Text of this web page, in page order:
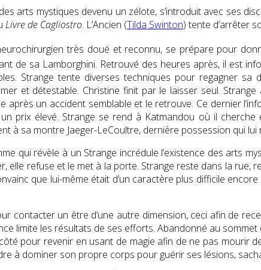
arts mystiques devenu un zélote, s’introduit avec ses
Livre de Cagliostro. L’Ancien (Tilda Swinton) tente d’arrêter
très doué et reconnu, se prépare pour
de sa Lamborghini. Retrouvé des heures après, il est
Strange tente diverses techniques pour regagner
et détestable. Christine finit par le laisser seul.
un accident semblable et le retrouve. Ce dernier
prix élevé. Strange se rend à Katmandou où il
à sa montre Jaeger-LeCoultre, dernière possession qui
qui révèle à un Strange incrédule l’existence des arts
elle refuse et le met à la porte. Strange reste dans la rue,
que lui-même était d’un caractère plus difficile encore
contacter un être d’une autre dimension, ceci afin de
limite les résultats de ses efforts. Abandonné au sommet
pour revenir en usant de magie afin de ne pas mourir
à dominer son propre corps pour guérir ses lésions,